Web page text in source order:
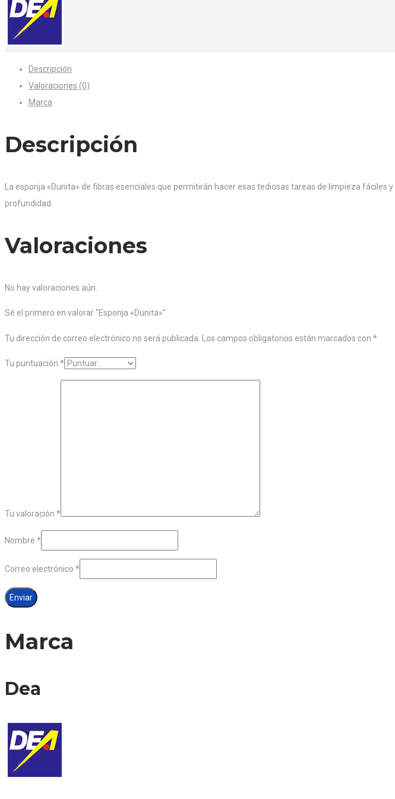
Descripción
Valoraciones (0)
Marca
Descripción
La esponja «Dunita» de fibras esenciales que permitirán hacer esas tediosas tareas de limpieza
profundidad.
Valoraciones
No hay valoraciones aún.
Sé el primero en valorar “Esponja «Dunita»”
Tu dirección de correo electrónico no será publicada. Los campos obligatorios están marcados con *
Tu puntuación *
Tu valoración *
Nombre *
Correo electrónico *
Marca
Dea